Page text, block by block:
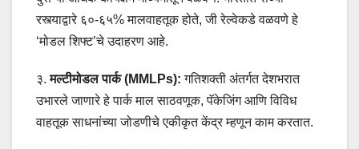
रस्त्याद्वारे ६०-६५% मालवाहतूक होते, जी रेल्वेकडे वळवणे हे
‘मोडल शिफ्ट’चे उदाहरण आहे.
३.मल्टीमोडल पार्क (MMLPs): गतिशक्ती अंतर्गत देशभरात
उभारले जाणारे हे पार्क माल साठवणूक, पॅकेजिंग आणि विविध
वाहतूक साधनांच्या जोडणीचे एकीकृत केंद्र म्हणून काम करतात.